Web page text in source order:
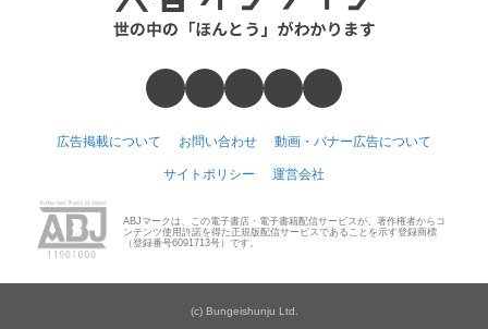
広告掲載について お問い合わせ 動画・バナー広告について
サイトポリシー 運営会社
ABJマークは、この電子書店・電子書籍配信サービスが、著作権者からコ
ンテンツ使用許諾を得た正規版配信サービスであることを示す登録商標
（登録番号6091713号）です。
(c) Bungeishunju Ltd.